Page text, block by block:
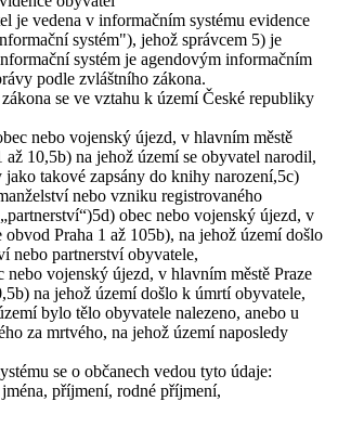
je vedena v informačním systému evidence
systém"), jehož správcem 5) je
systém je agendovým informačním
podle zvláštního zákona.
se ve vztahu k území České republiky
nebo vojenský újezd, v hlavním městě
až 10,5b) na jehož území se obyvatel narodil,
takové zapsány do knihy narození,5c)
nebo vzniku registrovaného
obec nebo vojenský újezd, v
obvod Praha 1 až 105b), na jehož území došlo
nebo partnerství obyvatele,
nebo vojenský újezd, v hlavním městě Praze
na jehož území došlo k úmrtí obyvatele,
bylo tělo obyvatele nalezeno, anebo u
za mrtvého, na jehož území naposledy
se o občanech vedou tyto údaje:
příjmení, rodné příjmení,